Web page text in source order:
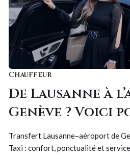
Chauffeur
De Lausanne à
Genève ? Voici
voyageurs
Lux-Taxi !
Transfert Lausanne–aéroport de
Taxi : confort, ponctualité et